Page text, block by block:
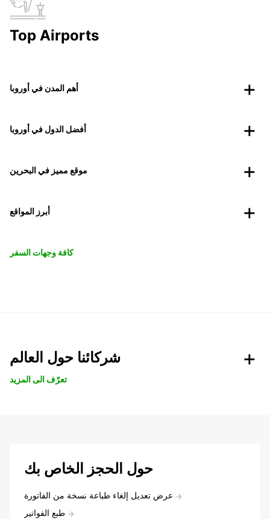
Top Airports
أهم المدن في أوروبا
أفضل الدول في أوروبا
موقع مميز في البحرين
أبرز المواقع
كافة وجهات السفر
شركائنا حول العالم
تعرّف الى المزيد
حول الحجز الخاص بك
عرض تعديل إلغاء طباعة نسخة من الفاتورة
طبع الفواتير